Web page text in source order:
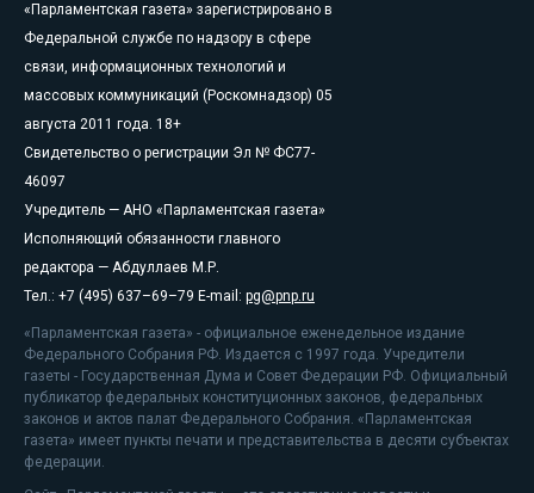
«Парламентская газета» зарегистрировано в
Федеральной службе по надзору в сфере
связи, информационных технологий и
массовых коммуникаций (Роскомнадзор) 05
августа 2011 года. 18+
Свидетельство о регистрации Эл № ФС77-
46097
Учредитель — АНО «Парламентская газета»
Исполняющий обязанности главного
редактора — Абдуллаев М.Р.
Тел.: +7 (495) 637–69–79 E-mail: pg@pnp.ru
«Парламентская газета» - официальное еженедельное издание
Федерального Собрания РФ. Издается с 1997 года. Учредители
газеты - Государственная Дума и Совет Федерации РФ. Официальный
публикатор федеральных конституционных законов, федеральных
законов и актов палат Федерального Собрания. «Парламентская
газета» имеет пункты печати и представительства в десяти субъектах
федерации.